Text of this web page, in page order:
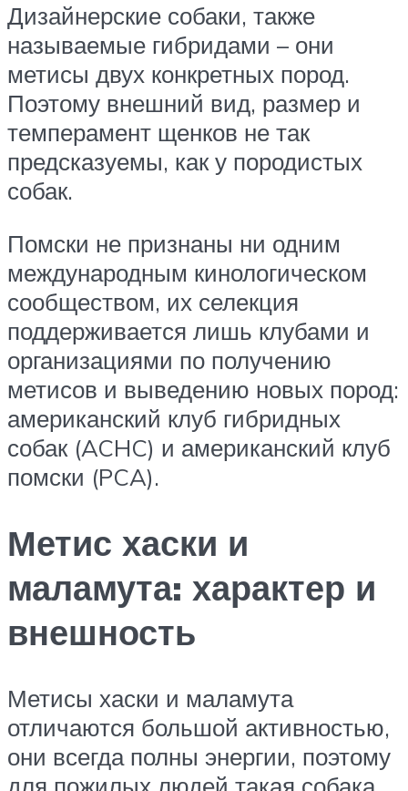
Дизайнерские собаки, также
называемые гибридами – они
метисы двух конкретных пород.
Поэтому внешний вид, размер и
темперамент щенков не так
предсказуемы, как у породистых
собак.
Помски не признаны ни одним
международным кинологическом
сообществом, их селекция
поддерживается лишь клубами и
организациями по получению
метисов и выведению новых пород:
американский клуб гибридных
собак (ACHC) и американский клуб
помски (PCA).
Метис хаски и
маламута: характер и
внешность
Метисы хаски и маламута
отличаются большой активностью,
они всегда полны энергии, поэтому
для пожилых людей такая собака